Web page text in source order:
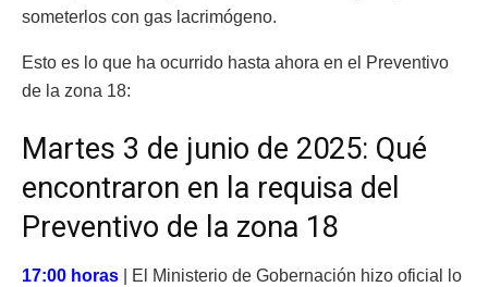
someterlos con gas lacrimógeno.
Esto es lo que ha ocurrido hasta ahora en el Preventivo
de la zona 18:
Martes 3 de junio de 2025: Qué
encontraron en la requisa del
Preventivo de la zona 18
17:00 horas | El Ministerio de Gobernación hizo oficial lo